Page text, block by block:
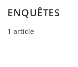
ENQUÊTES
1 article